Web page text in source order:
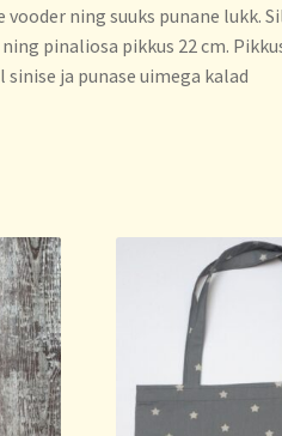
ning suuks punane lukk.
pinaliosa pikkus 22 cm.
sinise ja punase uimega kalad